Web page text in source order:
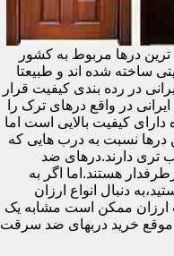
درها مربوط به کشور
ساخته شده اند و طبیعتا
در رده بندی کیفیت قرار
در واقع درهای ترک را
دارای کیفیت بالایی است اما
درها نسبت به درب هایی که
تری دارند.درهای ضد
هستند.اما اگر به
دنبال انواع ارزان
ممکن است مشابه یک
موقع خرید دربهای ضد سرقت